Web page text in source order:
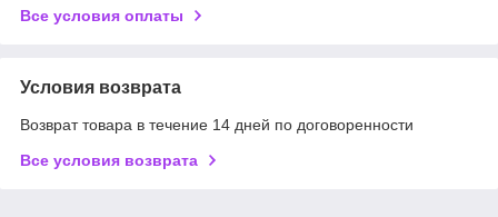
Все условия оплаты
Условия возврата
Возврат товара в течение 14 дней по договоренности
Все условия возврата